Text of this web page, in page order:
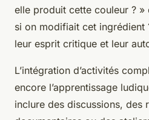
elle produit cette couleur ? »
si on modifiait cet ingrédient
leur esprit critique et leur
L’intégration d’activités
encore l’apprentissage
inclure des discussions, des